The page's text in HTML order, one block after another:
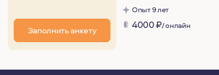
Заполнить анкету
Опыт 9 лет
4000₽/ онлайн